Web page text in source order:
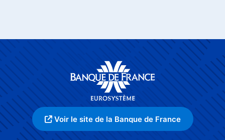
Voir le site de la Banque de France